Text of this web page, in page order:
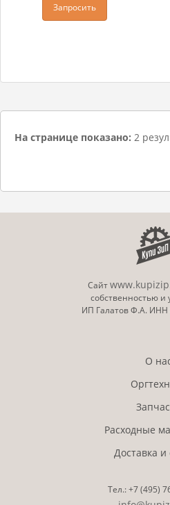
Запросить
На странице показано: 2
Сайт
собственностью и
ИП Галатов Ф.А. ИНН
О
Расходные
Доставка и
Тел.:+7 (495)